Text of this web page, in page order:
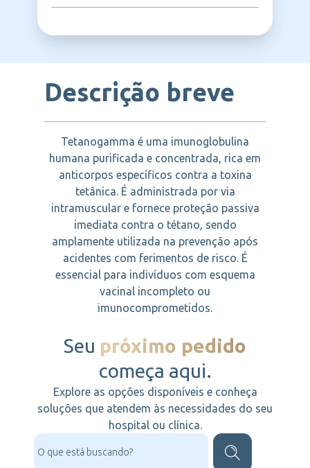
prevenindo ou atenuando os sintomas da
deve ser feito apenas com orientação
infecciosa aguda causada pela toxina do
Descrição breve
Tetanogamma é uma imunoglobulina
humana purificada e concentrada, rica em
anticorpos específicos contra a toxina
tetânica. É administrada por via
intramuscular e fornece proteção passiva
imediata contra o tétano, sendo
amplamente utilizada na prevenção após
acidentes com ferimentos de risco. É
essencial para indivíduos com esquema
vacinal incompleto ou
imunocomprometidos.
Seu próximo pedido
começa aqui.
Explore as opções disponíveis e conheça
soluções que atendem às necessidades do seu
hospital ou clínica.